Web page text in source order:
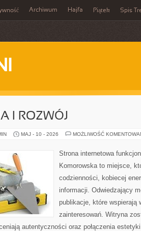
Archiwum Hajfa Piątek Spis
I ROZWÓJ
MAJ - 10 - 2026 MOŻLIWOŚĆ
Strona internetowa
Komorowska to miejsce,
codzienności, kobiecej
informacji. Odwiedzający
publikacje, które wspierają
zainteresowań. Witryna
autentyczności oraz połączenia